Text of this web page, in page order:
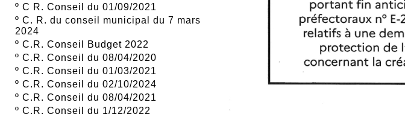
º C R. Conseil du 01/09/2021
º C. R. du conseil municipal du 7 mars
2024
º C.R. Conseil Budget 2022
º C.R. Conseil du 08/04/2020
º C.R. Conseil du 01/03/2021
º C.R. Conseil du 02/10/2024
º C.R. Conseil du 08/04/2021
º C.R. Conseil du 1/12/2022